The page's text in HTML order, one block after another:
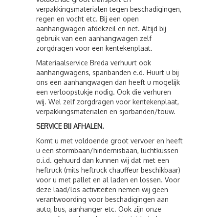
verpakkingsmaterialen tegen beschadigingen,
regen en vocht etc. Bij een open
aanhangwagen afdekzeil en net. Altijd bij
gebruik van een aanhangwagen zelf
zorgdragen voor een kentekenplaat.
Materiaalservice Breda verhuurt ook
aanhangwagens, spanbanden e.d. Huurt u bij
ons een aanhangwagen dan heeft u mogelijk
een verloopstukje nodig. Ook die verhuren
wij. Wel zelf zorgdragen voor kentekenplaat,
verpakkingsmaterialen en sjorbanden/touw.
SERVICE BIJ AFHALEN.
Komt u met voldoende groot vervoer en heeft
u een stormbaan/hindernisbaan, luchtkussen
o.i.d. gehuurd dan kunnen wij dat met een
heftruck (mits heftruck chauffeur beschikbaar)
voor u met pallet en al laden en lossen. Voor
deze laad/los activiteiten nemen wij geen
verantwoording voor beschadigingen aan
auto, bus, aanhanger etc. Ook zijn onze